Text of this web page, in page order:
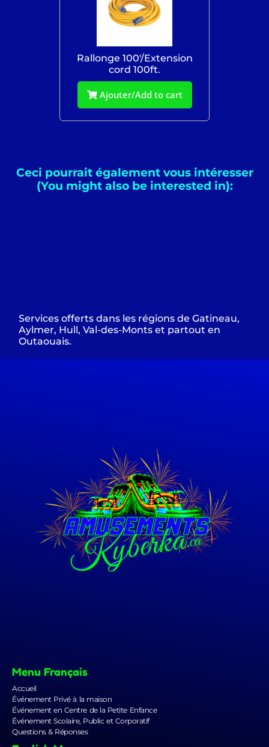
Rallonge 100'/Extension
cord 100ft.
Ajouter/Add to cart
Ceci pourrait également vous intéresser
(You might also be interested in):
Services offerts dans les régions de Gatineau,
Aylmer, Hull, Val-des-Monts et partout en
Outaouais.
Menu Français
Accueil
Événement Privé à la maison
Événement en Centre de la Petite Enfance
Événement Scolaire, Public et Corporatif
Questions & Réponses